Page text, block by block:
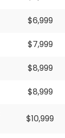
$6,999
$7,999
$8,999
$8,999
$10,999